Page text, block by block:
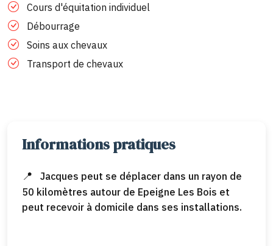
Cours d'équitation individuel
Débourrage
Soins aux chevaux
Transport de chevaux
Informations pratiques
Jacques peut se déplacer dans un rayon de
50 kilomètres autour de Epeigne Les Bois et
peut recevoir à domicile dans ses installations.